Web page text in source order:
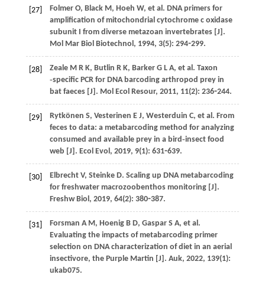
[27] Folmer O, Black M, Hoeh W, et al. DNA primers for
amplification of mitochondrial cytochrome c oxidase
subunit I from diverse metazoan invertebrates [J].
Mol Mar Biol Biotechnol, 1994, 3(5): 294⁃299.
[28] Zeale M R K, Butlin R K, Barker G L A, et al. Taxon
‐specific PCR for DNA barcoding arthropod prey in
bat faeces [J]. Mol Ecol Resour, 2011, 11(2): 236⁃244.
[29] Rytkönen S, Vesterinen E J, Westerduin C, et al. From
feces to data: a metabarcoding method for analyzing
consumed and available prey in a bird‐insect food
web [J]. Ecol Evol, 2019, 9(1): 631⁃639.
[30] Elbrecht V, Steinke D. Scaling up DNA metabarcoding
for freshwater macrozoobenthos monitoring [J].
Freshw Biol, 2019, 64(2): 380⁃387.
[31] Forsman A M, Hoenig B D, Gaspar S A, et al.
Evaluating the impacts of metabarcoding primer
selection on DNA characterization of diet in an aerial
insectivore, the Purple Martin [J]. Auk, 2022, 139(1):
ukab075.